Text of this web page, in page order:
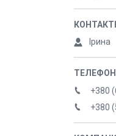
Ірина
+380
+380